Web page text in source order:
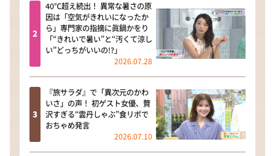
40℃超え続出！ 異常な暑さの原
因は「空気がきれいになったか
ら」専門家の指摘に眞鍋かをり
「“きれいで暑い”と“汚くて涼し
い”どっちがいいの!?」
2026.07.28
『旅サラダ』で「異次元のかわ
いさ」の声！ 初ゲスト女優、贅
沢すぎる“雲丹しゃぶ”食リポで
おちゃめ発言
2026.07.10